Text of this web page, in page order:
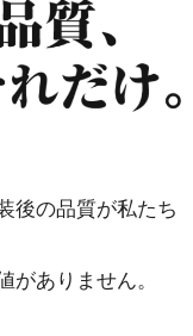
後の品質が私たち
がありません。